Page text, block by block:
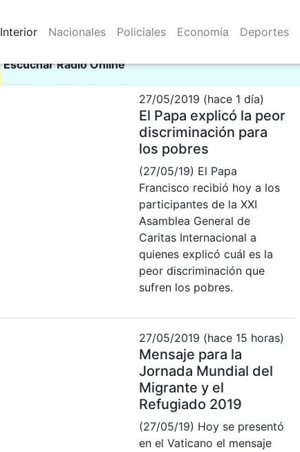
Interior Nacionales Policiales Economía Deportes
Escuchar Radio Online
27/05/2019 (hace 1 día)
El Papa explicó la peor
discriminación para
los pobres
(27/05/19) El Papa
Francisco recibió hoy a los
participantes de la XXI
Asamblea General de
Caritas Internacional a
quienes explicó cuál es la
peor discriminación que
sufren los pobres.
27/05/2019 (hace 15 horas)
Mensaje para la
Jornada Mundial del
Migrante y el
Refugiado 2019
(27/05/19) Hoy se presentó
en el Vaticano el mensaje